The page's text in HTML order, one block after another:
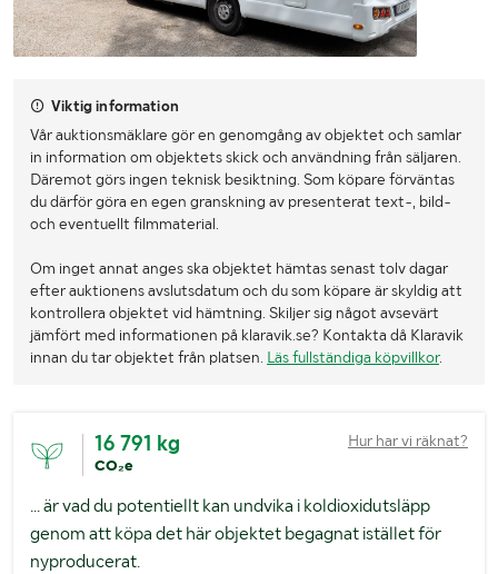
Viktig information
Vår auktionsmäklare gör en genomgång av objektet och samlar
in information om objektets skick och användning från säljaren.
Däremot görs ingen teknisk besiktning. Som köpare förväntas
du därför göra en egen granskning av presenterat text-, bild-
och eventuellt filmmaterial.
Om inget annat anges ska objektet hämtas senast tolv dagar
efter auktionens avslutsdatum och du som köpare är skyldig att
kontrollera objektet vid hämtning. Skiljer sig något avsevärt
jämfört med informationen på klaravik.se? Kontakta då Klaravik
innan du tar objektet från platsen. Läs fullständiga köpvillkor.
16 791 kg
CO₂e
Hur har vi räknat?
... är vad du potentiellt kan undvika i koldioxidutsläpp
genom att köpa det här objektet begagnat istället för
nyproducerat.